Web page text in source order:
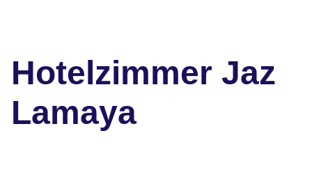
Hotelzimmer Jaz
Lamaya